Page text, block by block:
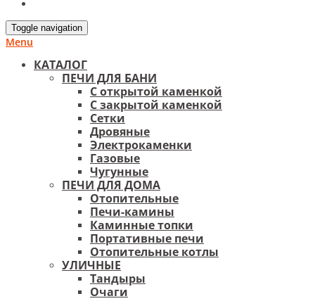
Toggle navigation
Menu
КАТАЛОГ
ПЕЧИ ДЛЯ БАНИ
С открытой каменкой
С закрытой каменкой
Сетки
Дровяные
Электрокаменки
Газовые
Чугунные
ПЕЧИ ДЛЯ ДОМА
Отопительные
Печи-камины
Каминные топки
Портативные печи
Отопительные котлы
УЛИЧНЫЕ
Тандыры
Очаги